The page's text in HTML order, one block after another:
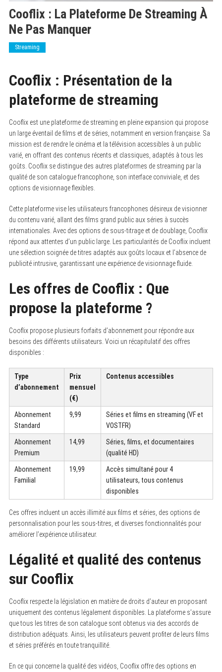
Cooflix : La Plateforme De Streaming À
Ne Pas Manquer
Streaming
Cooflix : Présentation de la
plateforme de streaming
Cooflix est une plateforme de streaming en pleine expansion qui propose
un large éventail de films et de séries, notamment en version française. Sa
mission est de rendre le cinéma et la télévision accessibles à un public
varié, en offrant des contenus récents et classiques, adaptés à tous les
goûts. Cooflix se distingue des autres plateformes de streaming par la
qualité de son catalogue francophone, son interface conviviale, et des
options de visionnage flexibles.
Cette plateforme vise les utilisateurs francophones désireux de visionner
du contenu varié, allant des films grand public aux séries à succès
internationales. Avec des options de sous-titrage et de doublage, Cooflix
répond aux attentes d’un public large. Les particularités de Cooflix incluent
une sélection soignée de titres adaptés aux goûts locaux et l’absence de
publicité intrusive, garantissant une expérience de visionnage fluide.
Les offres de Cooflix : Que
propose la plateforme ?
Cooflix propose plusieurs forfaits d’abonnement pour répondre aux
besoins des différents utilisateurs. Voici un récapitulatif des offres
disponibles :
Type
d’abonnement
Prix
mensuel
(€)
Contenus accessibles
Abonnement
Standard
9,99
Séries et films en streaming (VF et
VOSTFR)
Abonnement
Premium
14,99
Séries, films, et documentaires
(qualité HD)
Abonnement
Familial
19,99
Accès simultané pour 4
utilisateurs, tous contenus
disponibles
Ces offres incluent un accès illimité aux films et séries, des options de
personnalisation pour les sous-titres, et diverses fonctionnalités pour
améliorer l’expérience utilisateur.
Légalité et qualité des contenus
sur Cooflix
Cooflix respecte la législation en matière de droits d’auteur en proposant
uniquement des contenus légalement disponibles. La plateforme s’assure
que tous les titres de son catalogue sont obtenus via des accords de
distribution adéquats. Ainsi, les utilisateurs peuvent profiter de leurs films
et séries préférés en toute tranquillité.
En ce qui concerne la qualité des vidéos, Cooflix offre des options en